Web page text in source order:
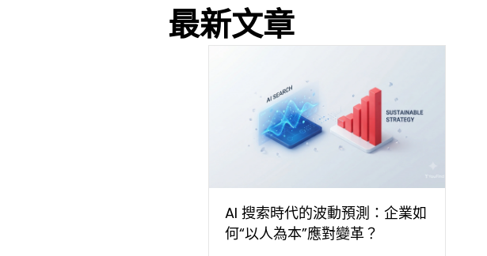
最新文章
AI 搜索時代的波動預測：企業如
何“以人為本”應對變革？